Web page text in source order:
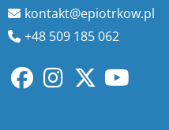
kontakt@epiotrkow.pl
+48 509 185 062